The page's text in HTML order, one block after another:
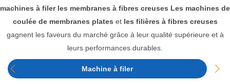
machines à filer les membranes à fibres creuses Les machines de
coulée de membranes plates et les filières à fibres creuses
gagnent les faveurs du marché grâce à leur qualité supérieure et à
leurs performances durables.
Machine à filer